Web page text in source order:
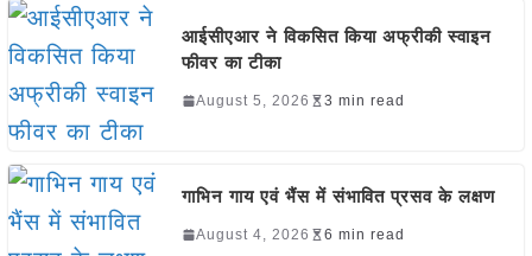
आईसीएआर ने विकसित किया अफ्रीकी स्वाइन
फीवर का टीका
August 5, 2026 3 min read
गाभिन गाय एवं भैंस में संभावित प्रसव के लक्षण
August 4, 2026 6 min read